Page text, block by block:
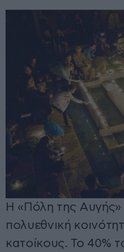
Η «Πόλη της Αυγής»
πολυεθνική
κατοίκους. Το 40%